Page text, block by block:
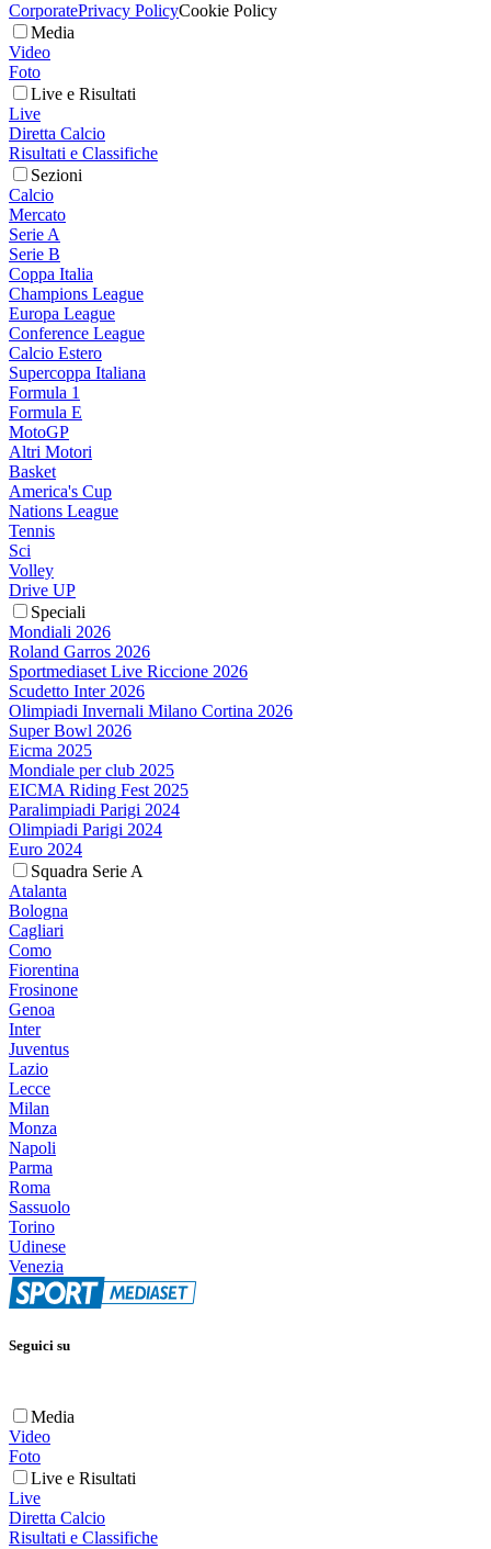
CorporatePrivacy PolicyCookie Policy
Media
Video
Foto
Live e Risultati
Live
Diretta Calcio
Risultati e Classifiche
Sezioni
Calcio
Mercato
Serie A
Serie B
Coppa Italia
Champions League
Europa League
Conference League
Calcio Estero
Supercoppa Italiana
Formula 1
Formula E
MotoGP
Altri Motori
Basket
America's Cup
Nations League
Tennis
Sci
Volley
Drive UP
Speciali
Mondiali 2026
Roland Garros 2026
Sportmediaset Live Riccione 2026
Scudetto Inter 2026
Olimpiadi Invernali Milano Cortina 2026
Super Bowl 2026
Eicma 2025
Mondiale per club 2025
EICMA Riding Fest 2025
Paralimpiadi Parigi 2024
Olimpiadi Parigi 2024
Euro 2024
Squadra Serie A
Atalanta
Bologna
Cagliari
Como
Fiorentina
Frosinone
Genoa
Inter
Juventus
Lazio
Lecce
Milan
Monza
Napoli
Parma
Roma
Sassuolo
Torino
Udinese
Venezia
Seguici su
Media
Video
Foto
Live e Risultati
Live
Diretta Calcio
Risultati e Classifiche